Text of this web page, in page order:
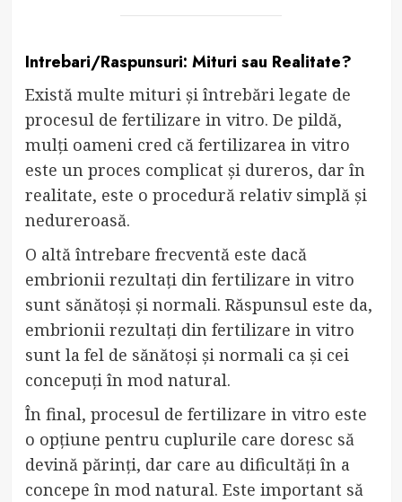
Intrebari/Raspunsuri: Mituri sau Realitate?
Există multe mituri și întrebări legate de
procesul de fertilizare in vitro. De pildă,
mulți oameni cred că fertilizarea in vitro
este un proces complicat și dureros, dar în
realitate, este o procedură relativ simplă și
nedureroasă.
O altă întrebare frecventă este dacă
embrionii rezultați din fertilizare in vitro
sunt sănătoși și normali. Răspunsul este da,
embrionii rezultați din fertilizare in vitro
sunt la fel de sănătoși și normali ca și cei
concepuți în mod natural.
În final, procesul de fertilizare in vitro este
o opțiune pentru cuplurile care doresc să
devină părinți, dar care au dificultăți în a
concepe în mod natural. Este important să